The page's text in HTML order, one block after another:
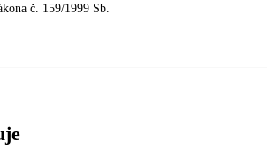
č. 159/1999 Sb.